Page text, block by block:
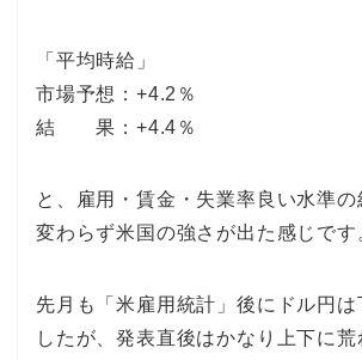
「平均時給」
市場予想：+4.2％
結 果：+4.4％
と、雇用・賃金・失業率良い水準
変わらず米国の強さが出た感じです
先月も「米雇用統計」後にドル円は
したが、発表直後はかなり上下に